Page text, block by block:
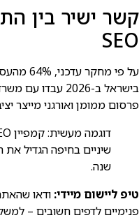
קשר ישיר בין
SEO
על פי
פרסום ממומן ואורגני מייצר
שנה.
טיפ ליישום מיידי:
פנימיים לדפים חשובים –